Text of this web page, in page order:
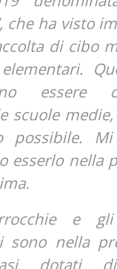
che ha visto
di cibo
essere
scuole
possibile. Mi
esserlo nella
e
sono nella
dotati